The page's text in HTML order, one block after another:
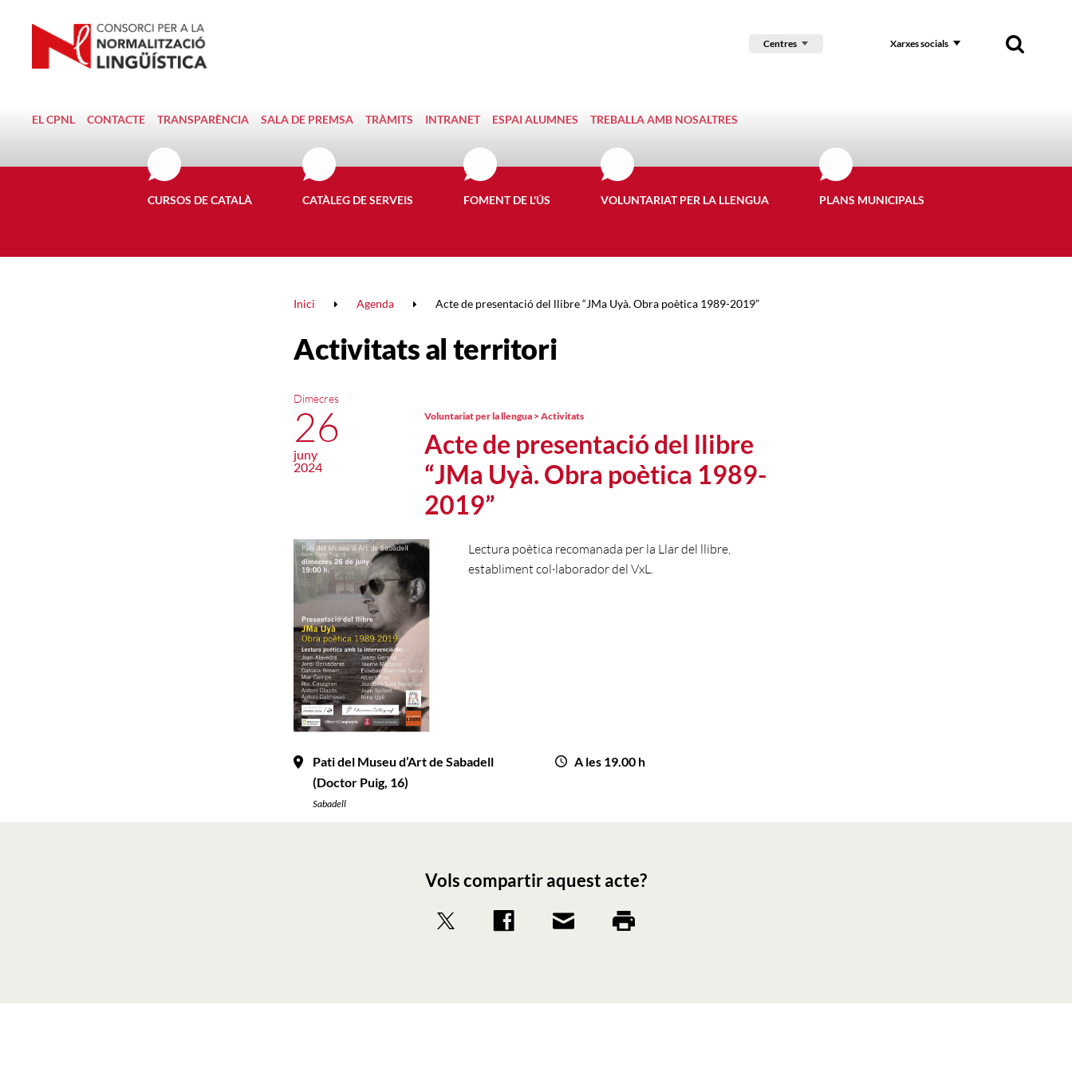
Centres Xarxes socials
EL CPNL CONTACTE TRANSPARÈNCIA SALA DE PREMSA TRÀMITS INTRANET ESPAI ALUMNES TREBALLA AMB NOSALTRES
CURSOS DE CATALÀ CATÀLEG DE SERVEIS FOMENT DE L'ÚS VOLUNTARIAT PER LA LLENGUA PLANS MUNICIPALS
Inici Agenda Acte de presentació del llibre “JMa Uyà. Obra poètica 1989-2019”
Activitats al territori
Acte de presentació del llibre
“JMa Uyà. Obra poètica 1989-
2019”
Voluntariat per la llengua > Activitats
Dimecres
26
juny
2024
Lectura poètica recomanada per la Llar del llibre,
establiment col·laborador del VxL.
Pati del Museu d’Art de Sabadell
(Doctor Puig, 16)
Sabadell
A les 19.00 h
Vols compartir aquest acte?